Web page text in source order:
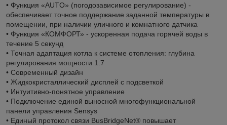
• Функция «AUTO» (погодозависимое регулирование) -
обеспечивает точное поддержание заданной температуры в
помещении, при наличии уличного и комнатного датчика
• Функция «КОМФОРТ» - ускоренная подача горячей воды в
течение 5 секунд
• Точная адаптация котла к системе отопления: глубина
регулирования мощности 1:7
• Современный дизайн
• Жидкокристаллический дисплей с подсветкой
• Интуитивно-понятное управление
• Подключение единой выносной многофункциональной
панели управления Sensys
• Единый протокол связи BusBridgeNet® повышает